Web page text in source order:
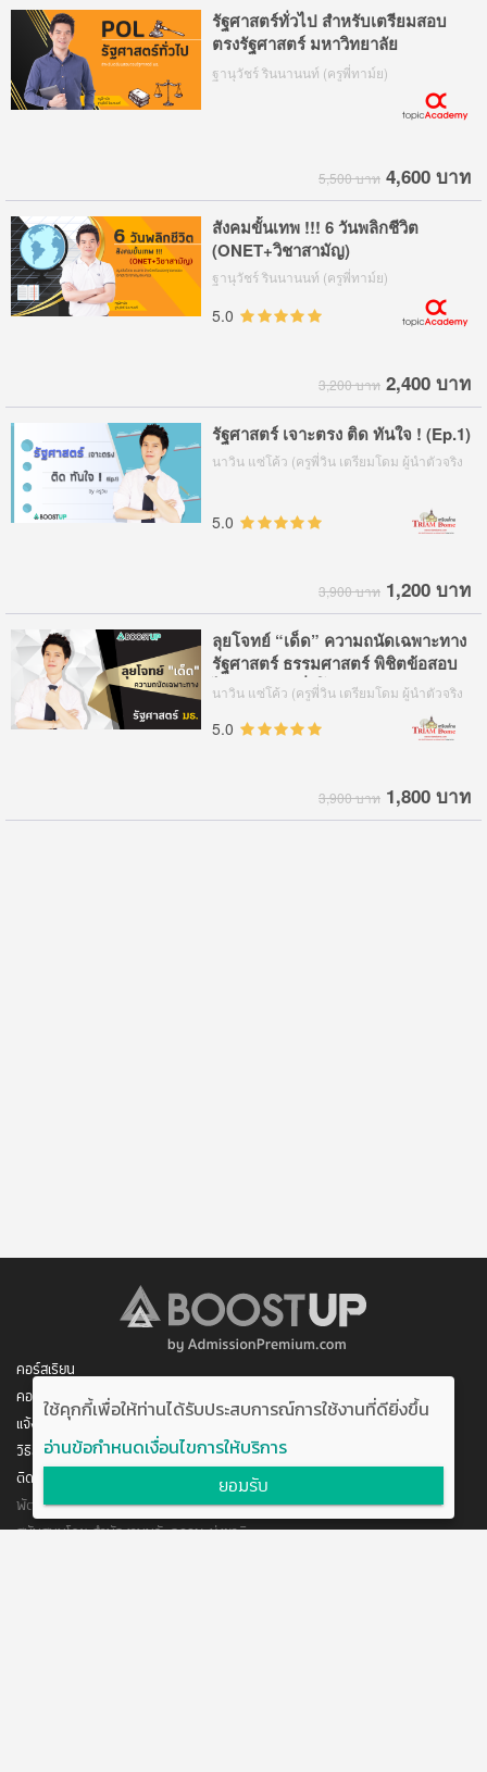
รัฐศาสตร์ทั่วไป สำหรับเตรียมสอบ
ตรงรัฐศาสตร์ มหาวิทยาลัย
ธรรมศาสตร์ POL
ฐานุวัชร์ รินนานนท์ (ครูพี่ทาม์ย)
5,500 บาท 4,600 บาท
สังคมขั้นเทพ !!! 6 วันพลิกชีวิต
(ONET+วิชาสามัญ)
ฐานุวัชร์ รินนานนท์ (ครูพี่ทาม์ย)
5.0
3,200 บาท 2,400 บาท
รัฐศาสตร์ เจาะตรง ติด ทันใจ ! (Ep.1)
นาวิน แซ่โค้ว (ครูพี่วิน เตรียมโดม ผู้นำตัวจริง
5.0
3,900 บาท 1,200 บาท
ลุยโจทย์ “เด็ด” ความถนัดเฉพาะทาง
รัฐศาสตร์ ธรรมศาสตร์ พิชิตข้อสอบ
ได้ภายใน 4 ชั่วโมง
นาวิน แซ่โค้ว (ครูพี่วิน เตรียมโดม ผู้นำตัวจริง
5.0
3,900 บาท 1,800 บาท
คอร์สเรียน
คอร์สของฉัน
แจ้งการชำระเงิน
วิธีสมัคร/ชำระเงิน
ติดต่อเรา
พัฒนาโดย บริษัท อัพบีน จำกัด
สนับสนุนโดย สำนักงานนวัตกรรมแห่งชาติ
ใช้คุกกี้เพื่อให้ท่านได้รับประสบการณ์การใช้งานที่ดียิ่งขึ้น
อ่านข้อกำหนดเงื่อนไขการให้บริการ
ยอมรับ